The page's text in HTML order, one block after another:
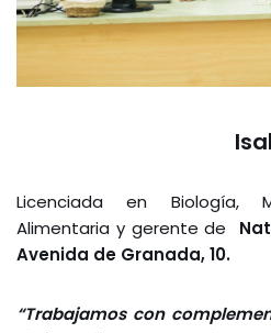
Licenciada en Biología,
Alimentaria y gerente de
Avenida de Granada, 10.
“Trabajamos con